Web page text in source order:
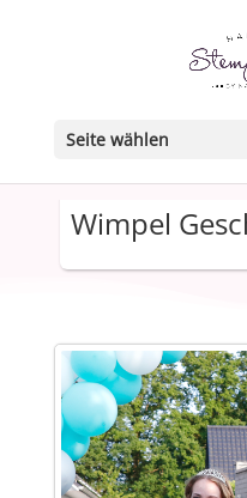
Seite wählen
Wimpel